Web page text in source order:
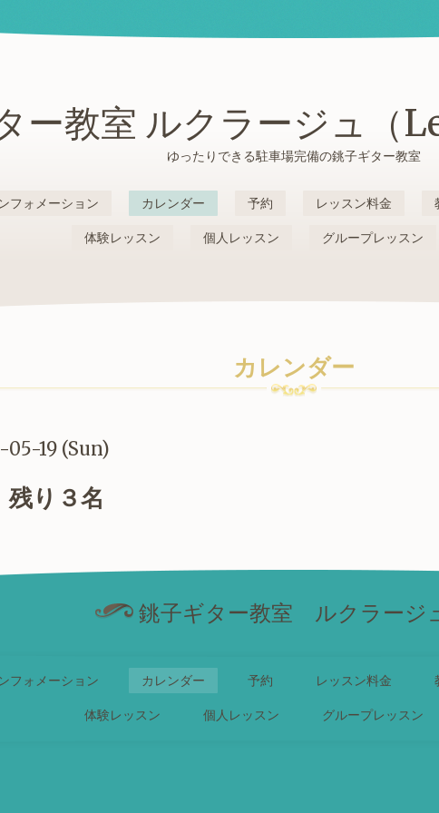
ー教室 ルクラージュ（
ゆったりできる駐車場完備の銚子ギター教室
フォメーション カレンダー 予約 レッスン料金
体験レッスン 個人レッスン グループレッスン
カレンダー
05-19 (Sun)
り３名
銚子ギター教室 ルクラージ
フォメーション カレンダー 予約 レッスン料金
体験レッスン 個人レッスン グループレッスン